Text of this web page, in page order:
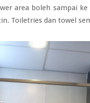
area boleh sampai
Toiletries dan towel